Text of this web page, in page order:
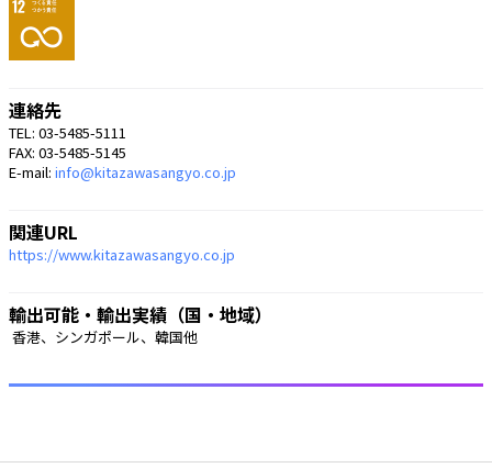
連絡先
TEL: 03-5485-5111
FAX: 03-5485-5145
E-mail: info@kitazawasangyo.co.jp
関連URL
https://www.kitazawasangyo.co.jp
輸出可能・輸出実績（国・地域）
香港、シンガポール、韓国他